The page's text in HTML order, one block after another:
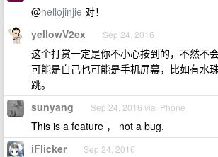
@hellojinjie 对！
yellowV2ex Sep 24, 2016
这个打赏一定是你不小心按到的，不然不
可能是自己也可能是手机屏幕，比如有水
跳。
sunyang Sep 24, 2016 via iPhone
This is a feature ， not a bug.
iFlicker Sep 24, 2016